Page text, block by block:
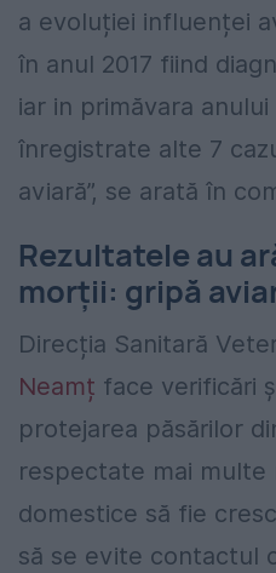
a evoluției influenței
în anul 2017 fiind
iar in primăvara anului
înregistrate alte 7
aviară”, se arată în
Rezultatele au
morții: gripă
Direcția Sanitară
Neamț face verificări
protejarea păsărilor
respectate mai multe
domestice să fie
să se evite contactul